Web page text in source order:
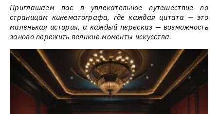
Приглашаем вас в увлекательное путешествие по
страницам кинематографа, где каждая цитата — это
маленькая история, а каждый пересказ — возможность
заново пережить великие моменты искусства.